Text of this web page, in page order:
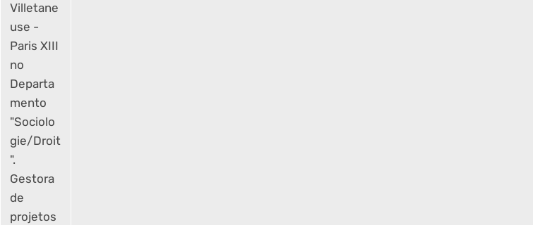
Villetane
use -
Paris XIII
no
Departa
mento
"Sociolo
gie/Droit
".
Gestora
de
projetos